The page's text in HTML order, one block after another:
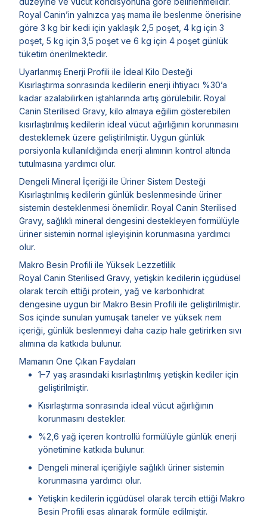
Royal Canin’in yalnızca yaş mama ile beslenme önerisine
göre 3 kg bir kedi için yaklaşık 2,5 poşet, 4 kg için 3
poşet, 5 kg için 3,5 poşet ve 6 kg için 4 poşet günlük
tüketim önerilmektedir.
Uyarlanmış Enerji Profili ile İdeal Kilo Desteği
Kısırlaştırma sonrasında kedilerin enerji ihtiyacı %30’a
kadar azalabilirken iştahlarında artış görülebilir. Royal
Canin Sterilised Gravy, kilo almaya eğilim gösterebilen
kısırlaştırılmış kedilerin ideal vücut ağırlığının korunmasını
desteklemek üzere geliştirilmiştir. Uygun günlük
porsiyonla kullanıldığında enerji alımının kontrol altında
tutulmasına yardımcı olur.
Dengeli Mineral İçeriği ile Üriner Sistem Desteği
Kısırlaştırılmış kedilerin günlük beslenmesinde üriner
sistemin desteklenmesi önemlidir. Royal Canin Sterilised
Gravy, sağlıklı mineral dengesini destekleyen formülüyle
üriner sistemin normal işleyişinin korunmasına yardımcı
olur.
Makro Besin Profili ile Yüksek Lezzetlilik
Royal Canin Sterilised Gravy, yetişkin kedilerin içgüdüsel
olarak tercih ettiği protein, yağ ve karbonhidrat
dengesine uygun bir Makro Besin Profili ile geliştirilmiştir.
Sos içinde sunulan yumuşak taneler ve yüksek nem
içeriği, günlük beslenmeyi daha cazip hale getirirken sıvı
alımına da katkıda bulunur.
Mamanın Öne Çıkan Faydaları
1–7 yaş arasındaki kısırlaştırılmış yetişkin kediler için
geliştirilmiştir.
Kısırlaştırma sonrasında ideal vücut ağırlığının
korunmasını destekler.
%2,6 yağ içeren kontrollü formülüyle günlük enerji
yönetimine katkıda bulunur.
Dengeli mineral içeriğiyle sağlıklı üriner sistemin
korunmasına yardımcı olur.
Yetişkin kedilerin içgüdüsel olarak tercih ettiği Makro
Besin Profili esas alınarak formüle edilmiştir.